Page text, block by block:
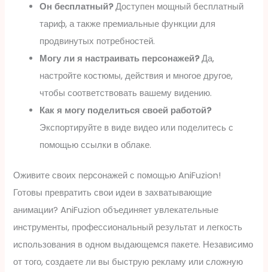
Он бесплатный?Доступен мощный бесплатный
тариф, а также премиальные функции для
продвинутых потребностей.
Могу ли я настраивать персонажей?Да,
настройте костюмы, действия и многое другое,
чтобы соответствовать вашему видению.
Как я могу поделиться своей работой?
Экспортируйте в виде видео или поделитесь с
помощью ссылки в облаке.
Оживите своих персонажей с помощью AniFuzion!
Готовы превратить свои идеи в захватывающие
анимации? AniFuzion объединяет увлекательные
инструменты, профессиональный результат и легкость
использования в одном выдающемся пакете. Независимо
от того, создаете ли вы быструю рекламу или сложную